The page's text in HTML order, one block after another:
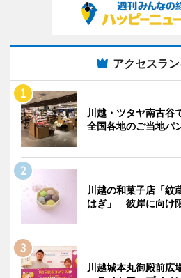
アクセスラ
川越・ツタヤ南古
全国各地のご当地パ
川越の和菓子店「紋
はぎ」 彼岸に向け
川越城本丸御殿前広